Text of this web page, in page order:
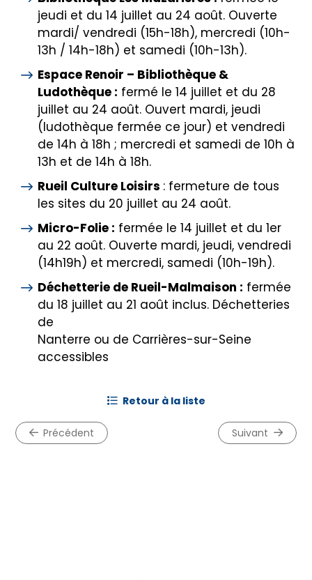
jeudi et du 14 juillet au 24 août. Ouverte
mardi/ vendredi (15h-18h), mercredi (10h-
13h / 14h-18h) et samedi (10h-13h).
Espace Renoir – Bibliothèque &
Ludothèque : fermé le 14 juillet et du 28
juillet au 24 août. Ouvert mardi, jeudi
(ludothèque fermée ce jour) et vendredi
de 14h à 18h ; mercredi et samedi de 10h à
13h et de 14h à 18h.
Rueil Culture Loisirs : fermeture de tous
les sites du 20 juillet au 24 août.
Micro-Folie : fermée le 14 juillet et du 1er
au 22 août. Ouverte mardi, jeudi, vendredi
(14h19h) et mercredi, samedi (10h-19h).
Déchetterie de Rueil-Malmaison : fermée
du 18 juillet au 21 août inclus. Déchetteries
de
Nanterre ou de Carrières-sur-Seine
accessibles
précédent
retour à la liste
suivant